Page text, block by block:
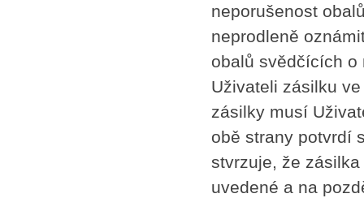
neporušenost
neprodleně
obalů svědčících o
Uživateli zásilku
zásilky musí
obě strany potvrdí
stvrzuje, že
uvedené a na